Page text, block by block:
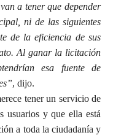
a tener que depender
ni de las siguientes
de la eficiencia de sus
Al ganar la licitación
esa fuente de
, dijo.
tener un servicio de
usuarios y que ella está
a toda la ciudadanía y